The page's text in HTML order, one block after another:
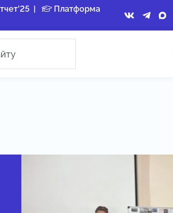
|
Платформа